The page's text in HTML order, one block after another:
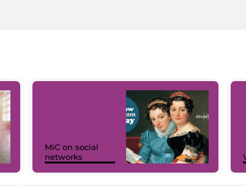
MiC on social
networks